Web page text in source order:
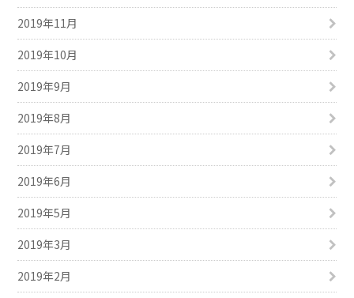
2019年11月
2019年10月
2019年9月
2019年8月
2019年7月
2019年6月
2019年5月
2019年3月
2019年2月